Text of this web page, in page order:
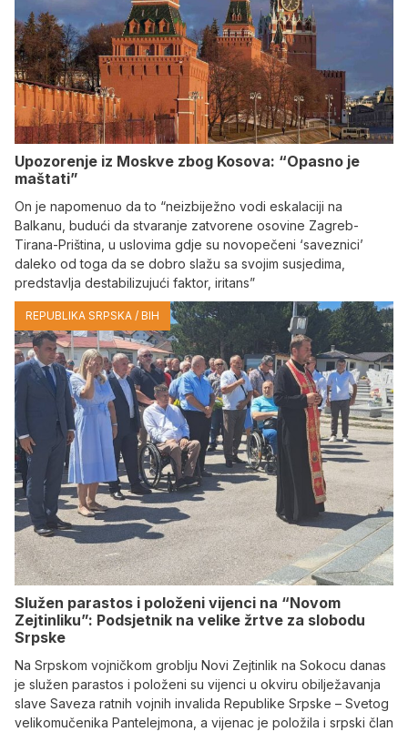
Upozorenje iz Moskve zbog Kosova: “Opasno je
maštati”
On je napomenuo da to “neizbiježno vodi eskalaciji na
Balkanu, budući da stvaranje zatvorene osovine Zagreb-
Tirana-Priština, u uslovima gdje su novopečeni ‘saveznici’
daleko od toga da se dobro slažu sa svojim susjedima,
predstavlja destabilizujući faktor, iritans”
REPUBLIKA SRPSKA / BIH
Služen parastos i položeni vijenci na “Novom
Zejtinliku”: Podsjetnik na velike žrtve za slobodu
Srpske
Na Srpskom vojničkom groblju Novi Zejtinlik na Sokocu danas
je služen parastos i položeni su vijenci u okviru obilježavanja
slave Saveza ratnih vojnih invalida Republike Srpske – Svetog
velikomučenika Pantelejmona, a vijenac je položila i srpski član